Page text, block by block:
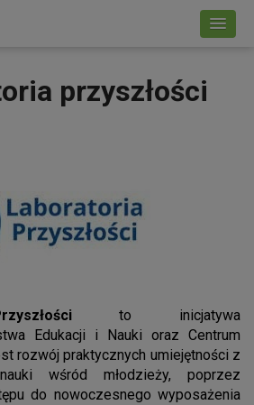
przyszłości
to inicjatywa
Edukacji i Nauki oraz Centrum
rozwój praktycznych umiejętności z
wśród młodzieży, poprzez
do nowoczesnego wyposażenia